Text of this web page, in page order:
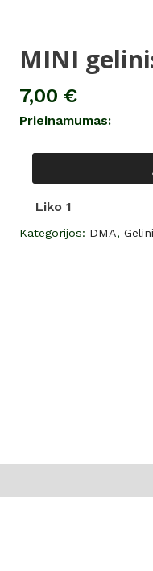
MINI
7,00 €
Prieinamumas:
produkto
MINI
gelinis
NR.
Liko 1
Kategorijos: DMA,